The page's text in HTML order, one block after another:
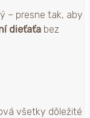
– presne tak, aby
dieťaťa bez
všetky dôležité